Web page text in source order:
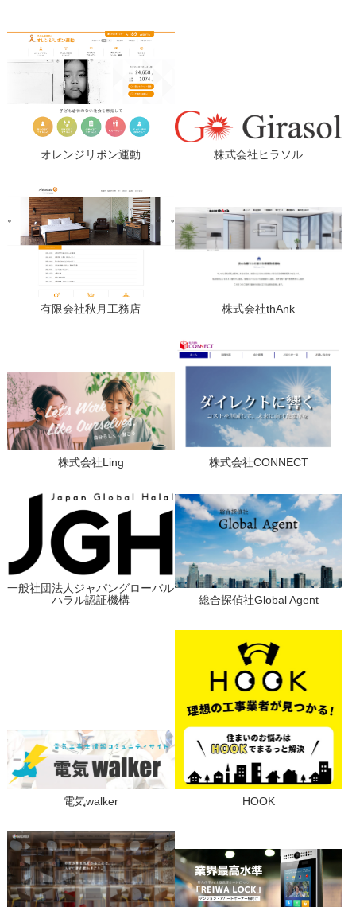
オレンジリボン運動 株式会社ヒラソル
有限会社秋月工務店 株式会社thAnk
株式会社Ling 株式会社CONNECT
一般社団法人ジャパングローバル
ハラル認証機構
総合探偵社Global Agent
電気walker HOOK